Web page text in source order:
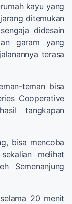
kayu yang
ditemukan
didesain
garam yang
terasa
teman bisa
Cooperative
tangkapan
bisa mencoba
melihat
Semenanjung
20 menit